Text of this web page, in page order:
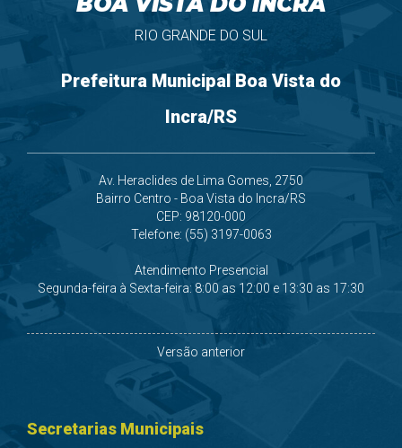
RIO GRANDE DO SUL
Prefeitura Municipal Boa Vista do
Incra/RS
Av. Heraclides de Lima Gomes, 2750
Bairro Centro - Boa Vista do Incra/RS
CEP: 98120-000
Telefone: (55) 3197-0063
Atendimento Presencial
Segunda-feira à Sexta-feira: 8:00 as 12:00 e 13:30 as 17:30
Versão anterior
Secretarias Municipais